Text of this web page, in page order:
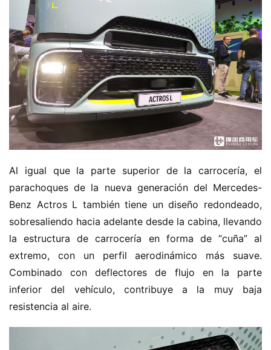
H
m
e
a
m
i
o
n
h
i
n
o
Al igual que la parte superior de la carrocería, el
parachoques de la nueva generación del Mercedes-
Benz Actros L también tiene un diseño redondeado,
sobresaliendo hacia adelante desde la cabina, llevando
la estructura de carrocería en forma de “cuña” al
extremo, con un perfil aerodinámico más suave.
Combinado con deflectores de flujo en la parte
inferior del vehículo, contribuye a la muy baja
resistencia al aire.